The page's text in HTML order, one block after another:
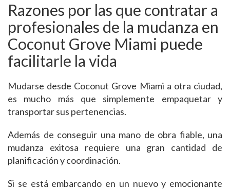
Razones por las que contratar a
profesionales de la mudanza en
Coconut Grove Miami puede
facilitarle la vida
Mudarse desde Coconut Grove Miami a otra ciudad,
es mucho más que simplemente empaquetar y
transportar sus pertenencias.
Además de conseguir una mano de obra fiable, una
mudanza exitosa requiere una gran cantidad de
planificación y coordinación.
Si se está embarcando en un nuevo y emocionante